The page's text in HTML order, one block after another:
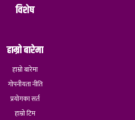
विशेष
हाम्रो बारेमा
हाम्रो बारेमा
गोपनीयता नीति
प्रयोगका सर्त
हाम्रो टिम